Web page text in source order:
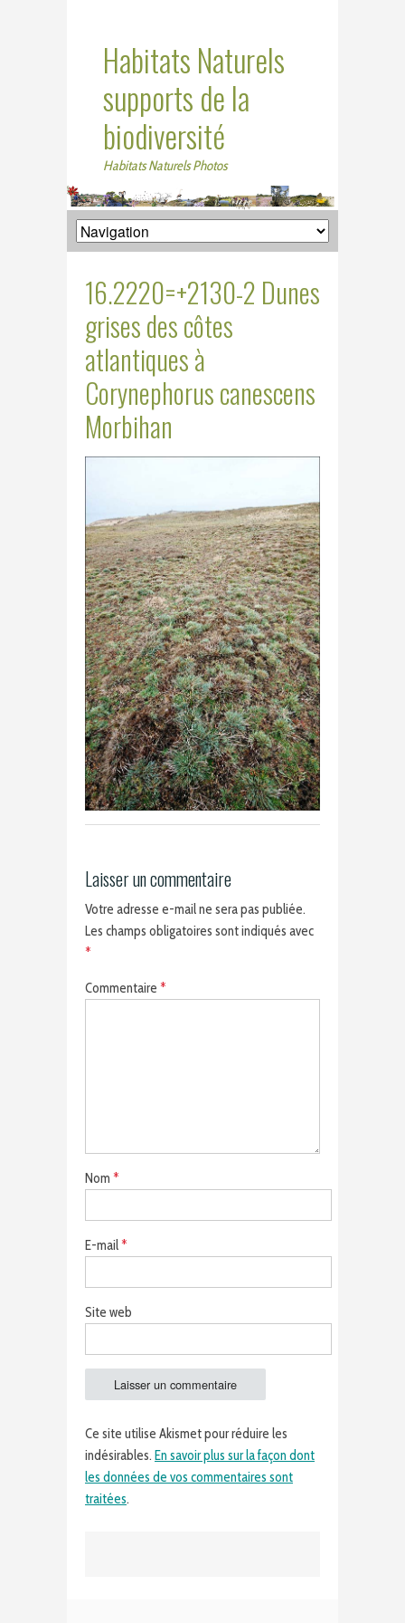
Habitats Naturels
supports de la
biodiversité
Habitats Naturels Photos
16.2220=+2130-2 Dunes
grises des côtes
atlantiques à
Corynephorus canescens
Morbihan
Laisser un commentaire
Votre adresse e-mail ne sera pas publiée.
Les champs obligatoires sont indiqués avec
*
Commentaire *
Nom *
E-mail*
Site web
Ce site utilise Akismet pour réduire les
indésirables. En savoir plus sur la façon dont
les données de vos commentaires sont
traitées.